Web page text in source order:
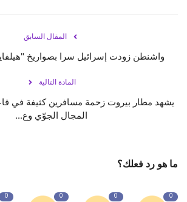
المقال السابق
واشنطن زودت إسرائيل سرا بصواريخ
المادة التالية
يشهد ⁧‫مطار بيروت‬⁩ زحمة مسافرين كثيفة في
المجال الجوّي وع...
ما هو رد فعلك؟
0
0
0
0